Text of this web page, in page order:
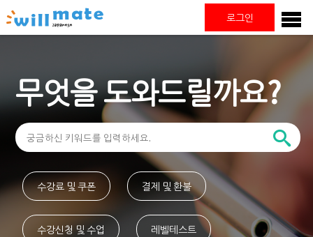
로그인
무엇을 도와드릴까요?
수강료 및 쿠폰 결제 및 환불
수강신청 및 수업 레벨테스트